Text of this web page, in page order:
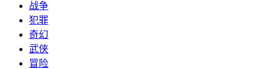
战争
犯罪
奇幻
武侠
冒险